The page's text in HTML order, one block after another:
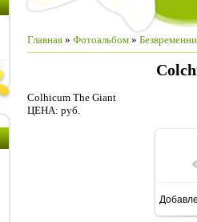
Главная » Фотоальбом »
Colhicum The Giant
ЦЕНА: руб.